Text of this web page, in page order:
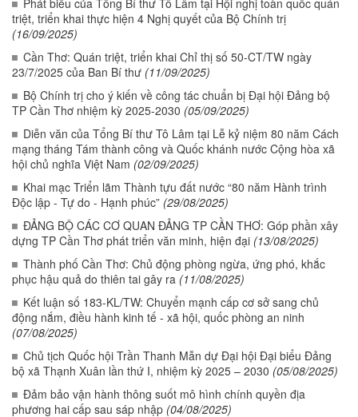
triệt, triển khai thực hiện 4 Nghị quyết của Bộ Chính trị
(16/09/2025)
Cần Thơ: Quán triệt, triển khai Chỉ thị số 50-CT/TW ngày
23/7/2025 của Ban Bí thư (11/09/2025)
Bộ Chính trị cho ý kiến về công tác chuẩn bị Đại hội Đảng bộ
TP Cần Thơ nhiệm kỳ 2025-2030 (05/09/2025)
Diễn văn của Tổng Bí thư Tô Lâm tại Lễ kỷ niệm 80 năm Cách
mạng tháng Tám thành công và Quốc khánh nước Cộng hòa xã
hội chủ nghĩa Việt Nam (02/09/2025)
Khai mạc Triển lãm Thành tựu đất nước “80 năm Hành trình
Độc lập - Tự do - Hạnh phúc” (29/08/2025)
ĐẢNG BỘ CÁC CƠ QUAN ĐẢNG TP CẦN THƠ: Góp phần xây
dựng TP Cần Thơ phát triển văn minh, hiện đại (13/08/2025)
Thành phố Cần Thơ: Chủ động phòng ngừa, ứng phó, khắc
phục hậu quả do thiên tai gây ra (11/08/2025)
Kết luận số 183-KL/TW: Chuyển mạnh cấp cơ sở sang chủ
động nắm, điều hành kinh tế - xã hội, quốc phòng an ninh
(07/08/2025)
Chủ tịch Quốc hội Trần Thanh Mẫn dự Đại hội Đại biểu Đảng
bộ xã Thạnh Xuân lần thứ I, nhiệm kỳ 2025 – 2030 (05/08/2025)
Đảm bảo vận hành thông suốt mô hình chính quyền địa
phương hai cấp sau sáp nhập (04/08/2025)